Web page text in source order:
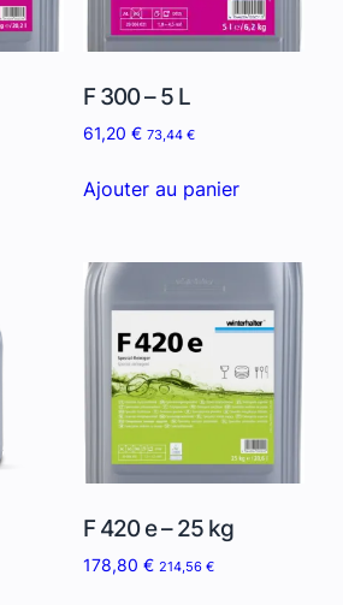
F 300 – 5 L
61,20 € 73,44 €
Ajouter au panier
F 420 e – 25 kg
178,80 € 214,56 €